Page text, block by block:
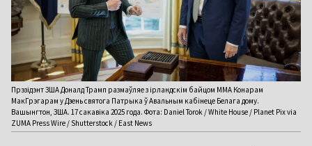
Прэзідэнт ЗША Доналд Трамп размаўляе з ірландскім байцом ММА Конарам
МакГрэгарам у Дзень святога Патрыка ў Авальным кабінеце Белага дому.
Вашынгтон, ЗША. 17 сакавіка 2025 года. Фота: Daniel Torok / White House / Planet Pix via
ZUMA Press Wire / Shutterstock / East News